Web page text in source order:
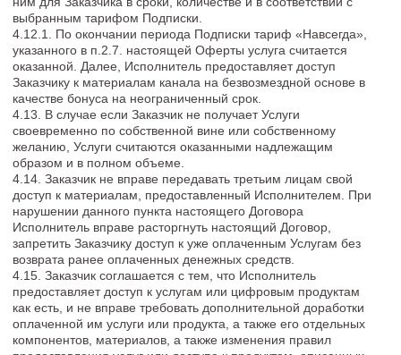
фиксируется в форме оплаты.
5.5. Цена может быть изменена Исполнителем в
одностороннем порядке, при этом стоимость ранее
оплаченной Заказчиком Подписки не изменится.
5.6. В случае перерыва в подписке возобновление доступа к
Каналу производится согласно стоимости, действующей в
момент возобновления подписки и указанной на Сайте и /или
Telegram-боте @pro_holly_design_bot.
5.7. Оплата осуществляется в безналичном порядке,
посредствам платежных (банковских) карт на Сайте. Услуги
считаются оплаченными с момента поступления денежных
средств на расчетный счет Исполнителя.
5.7.1. По желанию Заказчика возможно оформление
рассрочки посредством банковской рассрочки при наличии
технической возможности на Сайте Исполнителя.
5.7.2. Заявку на получение кредита/рассрочки Заказчик
может подать, заполнив форму заявки на Сайте.
Исполнитель не несет ответственности в случае отклонения
Банком заявки Заказчика на предоставление кредита.
Исполнитель не отвечает за исполнение обязательств
Заказчика перед Банком.
5.8. Авторизация операций по банковским картам
осуществляется банком. Если у банка есть основания
полагать, что операция носит мошеннический характер, то
Банк вправе отказать в осуществлении данной операции.
5.9. Заказчик самостоятельно оплачивает услуги банков и
систем электронным платежей, связанных с перечислением
денежных средств на счет Исполнителя, и несет
ответственность за правильность производимых им
платежей.